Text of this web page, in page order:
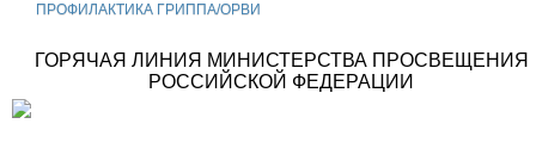
ПРОФИЛАКТИКА ГРИППА/ОРВИ
ГОРЯЧАЯ ЛИНИЯ МИНИСТЕРСТВА ПРОСВЕЩЕНИЯ
РОССИЙСКОЙ ФЕДЕРАЦИИ